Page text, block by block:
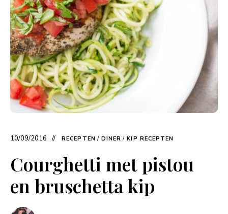
10/09/2016 RECEPTEN / DINER / KIP RECEPTEN
Courghetti met pistou
en bruschetta kip